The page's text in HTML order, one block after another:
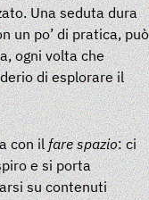
Una seduta dura
un po’ di pratica, può
ogni volta che
di esplorare il
con ilfare spazio: ci
e si porta
su contenuti